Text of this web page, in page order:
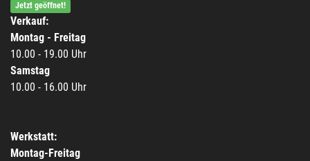
Jetzt geöffnet!
Verkauf:
Montag - Freitag
10.00 - 19.00 Uhr
Samstag
10.00 - 16.00 Uhr
Werkstatt:
Montag-Freitag